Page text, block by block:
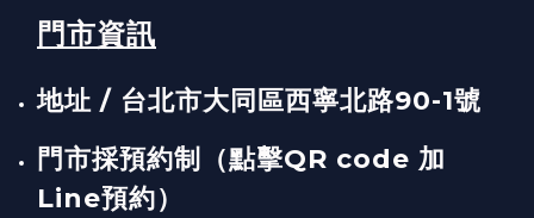
門市資訊
地址 / 台北市大同區西寧北路90-1號
門市採預約制（點擊QR code 加
Line預約）